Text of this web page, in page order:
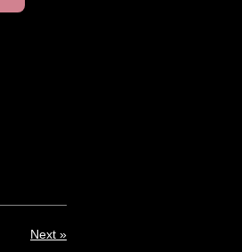
Next »